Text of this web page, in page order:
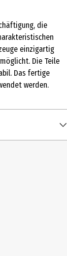
die
einzigartig
Die Teile
Das fertige
werden.